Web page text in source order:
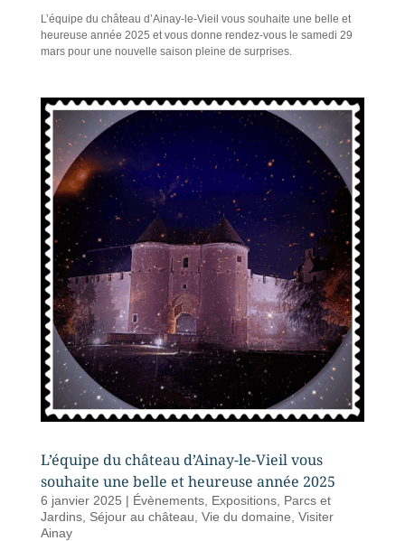
L’équipe du château d’Ainay-le-Vieil vous souhaite une belle et
heureuse année 2025 et vous donne rendez-vous le samedi 29
mars pour une nouvelle saison pleine de surprises.
L’équipe du château d’Ainay-le-Vieil vous
souhaite une belle et heureuse année 2025
6 janvier 2025 | Évènements, Expositions, Parcs et
Jardins, Séjour au château Vie du domaine Visiter
Ainay